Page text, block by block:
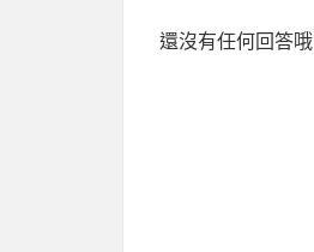
還沒有任何回答哦